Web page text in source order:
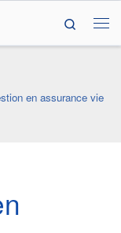
Search
en assurance vie